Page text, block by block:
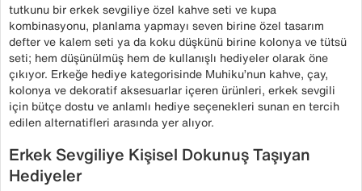
tutkunu bir erkek sevgiliye özel kahve seti ve kupa
kombinasyonu, planlama yapmayı seven birine özel tasarım
defter ve kalem seti ya da koku düşkünü birine kolonya ve tütsü
seti; hem düşünülmüş hem de kullanışlı hediyeler olarak öne
çıkıyor. Erkeğe hediye kategorisinde Muhiku’nun kahve, çay,
kolonya ve dekoratif aksesuarlar içeren ürünleri, erkek sevgili
için bütçe dostu ve anlamlı hediye seçenekleri sunan en tercih
edilen alternatifleri arasında yer alıyor.
Erkek Sevgiliye Kişisel Dokunuş Taşıyan
Hediyeler